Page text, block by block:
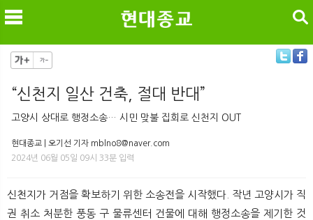
메
검색
“신천지 일산 건축, 절대 반대”
고양시 상대로 행정소송… 시민 맞불 집회로 신천지 OUT
현대종교 | 오기선 기자 mblno8@naver.com
2024년 06월 05일 09시 33분 입력
신천지가 거점을 확보하기 위한 소송전을 시작했다. 작년 고양시가 직
권 취소 처분한 풍동 구 물류센터 건물에 대해 행정소송을 제기한 것